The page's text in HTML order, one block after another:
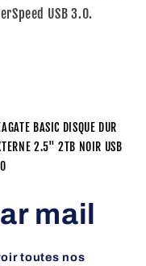
USB 3.0.
BASIC DISQUE DUR
2.5" 2TB NOIR USB
mail
toutes nos